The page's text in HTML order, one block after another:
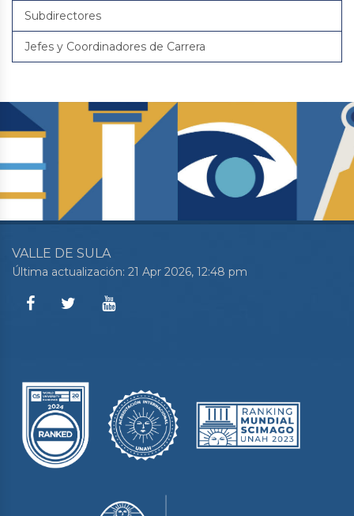
Subdirectores
Jefes y Coordinadores de Carrera
VALLE DE SULA
Última actualización: 21 Apr 2026, 12:48 pm